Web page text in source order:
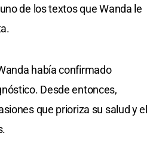
de los textos que Wanda le
había confirmado
Desde entonces,
que prioriza su salud y el